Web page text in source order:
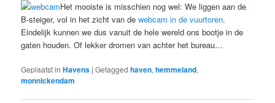
Het mooiste is misschien nog wel: We liggen aan de
B-steiger, vol in het zicht van dewebcam in de vuurtoren.
Eindelijk kunnen we dus vanuit de hele wereld ons bootje in de
gaten houden. Of lekker dromen van achter het bureau…
Geplaatst in Havens |Getagged haven,hemmeland,
monnickendam